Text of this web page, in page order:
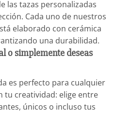
las tazas personalizadas
Cada uno de nuestros
elaborado con cerámica
una durabilidad.
o simplemente deseas
es perfecto para cualquier
tu creatividad: elige entre
únicos o incluso tus